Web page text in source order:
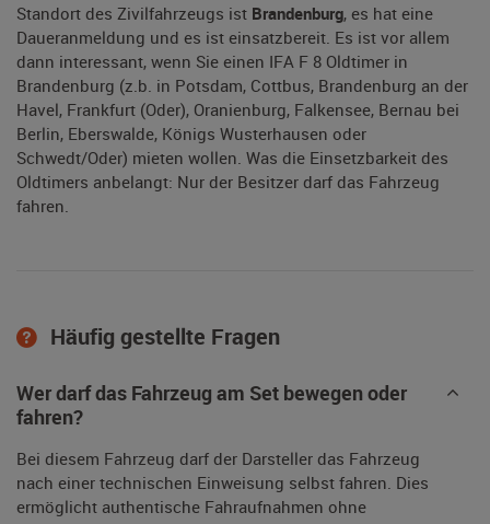
Standort des Zivilfahrzeugs ist Brandenburg, es hat eine
Daueranmeldung und es ist einsatzbereit. Es ist vor allem
dann interessant, wenn Sie einen IFA F 8 Oldtimer in
Brandenburg (z.b. in Potsdam, Cottbus, Brandenburg an der
Havel, Frankfurt (Oder), Oranienburg, Falkensee, Bernau bei
Berlin, Eberswalde, Königs Wusterhausen oder
Schwedt/Oder) mieten wollen. Was die Einsetzbarkeit des
Oldtimers anbelangt: Nur der Besitzer darf das Fahrzeug
fahren.
Häufig gestellte Fragen
Wer darf das Fahrzeug am Set bewegen oder
fahren?
Bei diesem Fahrzeug darf der Darsteller das Fahrzeug
nach einer technischen Einweisung selbst fahren. Dies
ermöglicht authentische Fahraufnahmen ohne